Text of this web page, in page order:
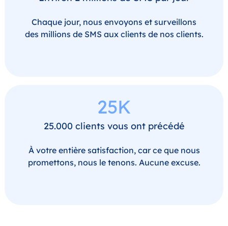
Chaque jour, nous envoyons et surveillons
des millions de SMS aux clients de nos clients.
25K
25.000 clients vous ont précédé
À votre entière satisfaction, car ce que nous
promettons, nous le tenons. Aucune excuse.